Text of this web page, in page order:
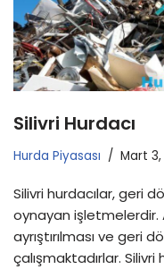
Silivri Hurdacı
Hurda Piyasası Mart 3,
Silivri hurdacılar, geri
oynayan işletmelerdir.
ayrıştırılması ve geri
çalışmaktadırlar.